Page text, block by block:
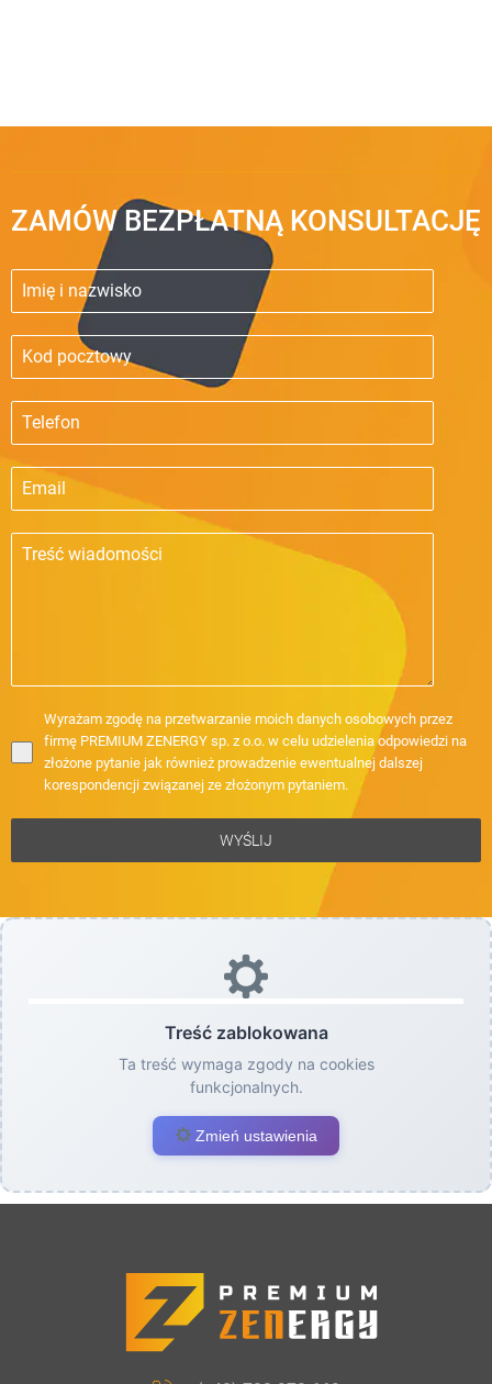
ZAMÓW BEZPŁATNĄ KONSULTACJĘ
Wyrażam zgodę na przetwarzanie moich danych osobowych przez
firmę PREMIUM ZENERGY sp. z o.o. w celu udzielenia odpowiedzi na
złożone pytanie jak również prowadzenie ewentualnej dalszej
korespondencji związanej ze złożonym pytaniem.
WYŚLIJ
Treść zablokowana
Ta treść wymaga zgody na cookies
funkcjonalnych.
Zmień ustawienia